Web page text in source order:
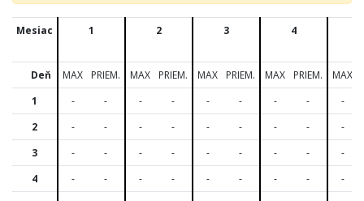
Mesiac 1 2 3 4
Deň MAX PRIEM. MAX PRIEM. MAX PRIEM. MAX PRIEM. MAX
1
- - - - - - - -
-
2
- - - - - - - -
-
3
- - - - - - - -
-
4
- - - - - - - -
-